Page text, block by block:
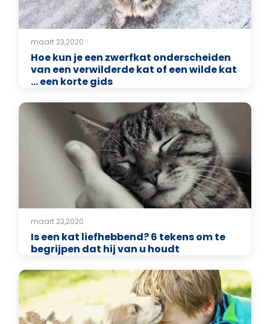
maart 23,2020
Hoe kun je een zwerfkat onderscheiden
van een verwilderde kat of een wilde kat
... een korte gids
maart 23,2020
Is een kat liefhebbend? 6 tekens om te
begrijpen dat hij van u houdt